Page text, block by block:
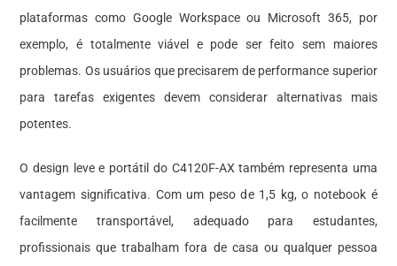
plataformas como Google Workspace ou Microsoft 365, por
exemplo, é totalmente viável e pode ser feito sem maiores
problemas. Os usuários que precisarem de performance superior
para tarefas exigentes devem considerar alternativas mais
potentes.
O design leve e portátil do C4120F-AX também representa uma
vantagem significativa. Com um peso de 1,5 kg, o notebook é
facilmente transportável, adequado para estudantes,
profissionais que trabalham fora de casa ou qualquer pessoa